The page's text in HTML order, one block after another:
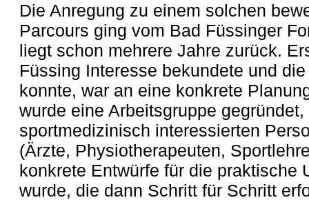
Die Anregung zu einem solchen
Parcours ging vom Bad Füssinger
liegt schon mehrere Jahre zurück.
Füssing Interesse bekundete und
konnte, war an eine konkrete
wurde eine Arbeitsgruppe
sportmedizinisch interessierten
(Ärzte, Physiotherapeuten,
konkrete Entwürfe für die praktische
wurde, die dann Schritt für Schritt